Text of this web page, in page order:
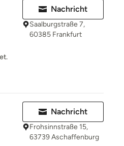
Nachricht
Saalburgstraße 7,
60385 Frankfurt
Nachricht
Frohsinnstraße 15,
63739 Aschaffenburg